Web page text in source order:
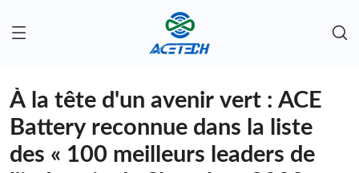
À la tête d'un avenir vert : ACE
Battery reconnue dans la liste
des « 100 meilleurs leaders de